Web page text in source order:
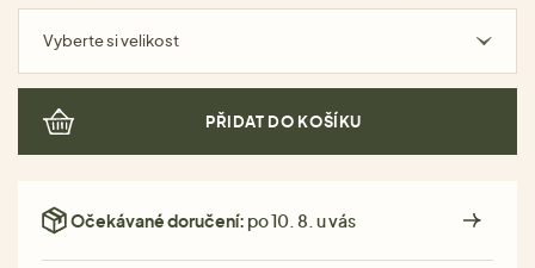
Vyberte si velikost
PŘIDAT DO KOŠÍKU
Očekávané doručení: po 10. 8. u vás